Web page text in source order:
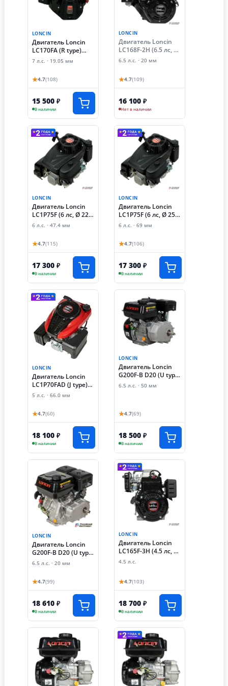
LONCIN
Двигатель Loncin
LC170FA (R type)
D19 (лодочная
7 л.с. · 19.05 мм
★4.7(108)
15 500 ₽
В наличии
LONCIN
Двигатель Loncin
LC168F-2H (6.5 лс, Ø
20 мм, для
6.5 л.с. · 20 мм
★4.7(109)
16 100 ₽
Нет в наличии
LONCIN
Двигатель Loncin
LC1P75F (6 лс, Ø 22.2
мм, вертикальный
6 л.с. · 47.4 мм
★4.7(115)
17 300 ₽
В наличии
LONCIN
Двигатель Loncin
LC1P75F (6 лс, Ø 25
мм, вертикальный
6 л.с. · 69 мм
★4.7(106)
17 300 ₽
В наличии
LONCIN
Двигатель Loncin
LC1P70FAD (J type)
D22
5 л.с. · 66.0 мм
★4.7(60)
18 100 ₽
В наличии
LONCIN
Двигатель Loncin
G200F-B D20 (U type,
6.5 лс,
6.5 л.с. · 50 мм
★4.7(69)
18 500 ₽
В наличии
LONCIN
Двигатель Loncin
G200F-B D20 (U type)
(6.5 лс,
сцепление)
6.5 л.с. · 20 мм
★4.7(99)
18 610 ₽
В наличии
LONCIN
Двигатель Loncin
LC165F-3H (4.5 лс, 15
мм, резьбовой, для
4.5 л.с.
★4.7(103)
18 700 ₽
В наличии